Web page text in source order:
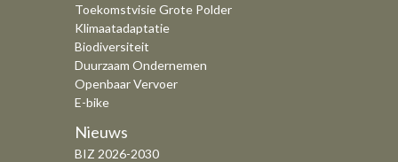
Toekomstvisie Grote Polder
Klimaatadaptatie
Biodiversiteit
Duurzaam Ondernemen
Openbaar Vervoer
E-bike
Nieuws
BIZ 2026-2030